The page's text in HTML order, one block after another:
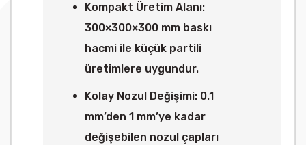
Kompakt Üretim Alanı:
300×300×300 mm baskı
hacmi ile küçük partili
üretimlere uygundur.
Kolay Nozul Değişimi: 0.1
mm’den 1 mm’ye kadar
değişebilen nozul çapları